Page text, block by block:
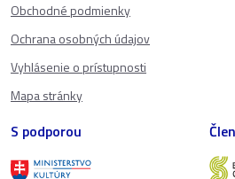
Obchodné podmienky
Ochrana osobných údajov
Vyhlásenie o prístupnosti
Mapa stránky
S podporou